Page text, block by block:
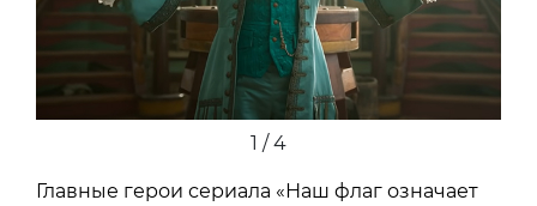
1 / 4
Главные герои сериала «Наш флаг означает